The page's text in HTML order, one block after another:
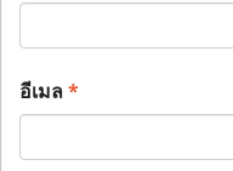
อีเมล*